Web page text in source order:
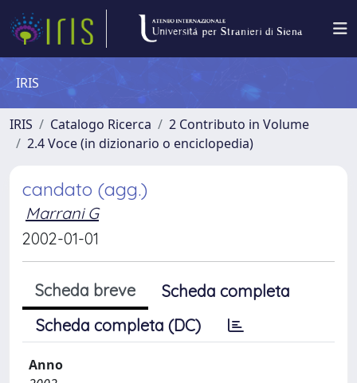
IRIS
IRIS Catalogo Ricerca
2 Contributo in Volume
2.4 Voce (in dizionario o enciclopedia)
candato (agg.)
Marrani G
2002-01-01
Scheda breve
Scheda completa
Scheda completa (DC)
Anno